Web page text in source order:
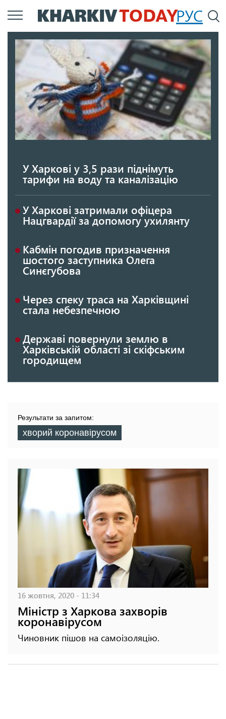
Перейти
до
вмісту
РУС
У Харкові у 3,5 рази піднімуть
тарифи на воду та каналізацію
У Харкові затримали офіцера
Нацгвардії за допомогу ухилянту
Кабмін погодив призначення
шостого заступника Олега
Синєгубова
Через спеку траса на Харківщині
стала небезпечною
Державі повернули землю в
Харківській області зі скіфським
городищем
Результати за запитом:
хворий коронавірусом
16 жовтня, 2020 - 11:34
Міністр з Харкова захворів
коронавірусом
Чиновник пішов на самоізоляцію.